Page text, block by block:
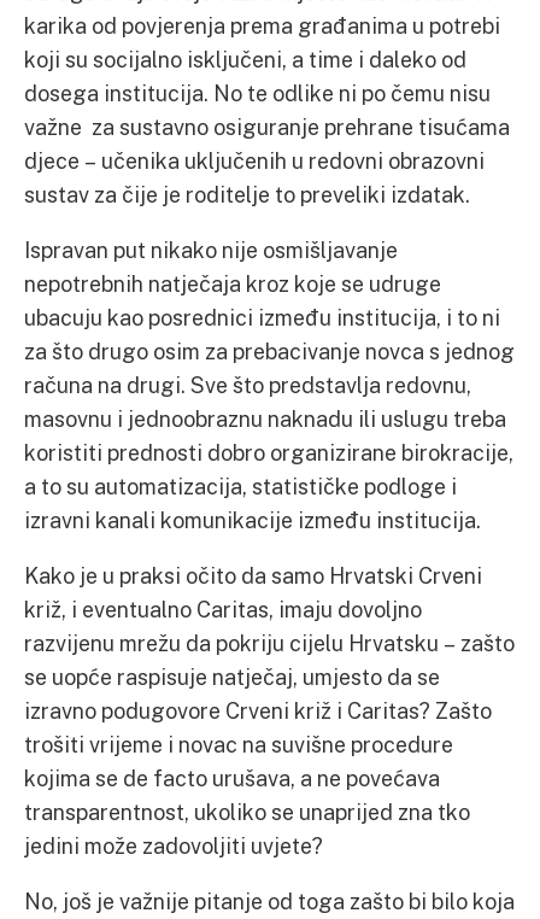
karika od povjerenja prema građanima u potrebi
koji su socijalno isključeni, a time i daleko od
dosega institucija. No te odlike ni po čemu nisu
važne za sustavno osiguranje prehrane tisućama
djece – učenika uključenih u redovni obrazovni
sustav za čije je roditelje to preveliki izdatak.
Ispravan put nikako nije osmišljavanje
nepotrebnih natječaja kroz koje se udruge
ubacuju kao posrednici između institucija, i to ni
za što drugo osim za prebacivanje novca s jednog
računa na drugi. Sve što predstavlja redovnu,
masovnu i jednoobraznu naknadu ili uslugu treba
koristiti prednosti dobro organizirane birokracije,
a to su automatizacija, statističke podloge i
izravni kanali komunikacije između institucija.
Kako je u praksi očito da samo Hrvatski Crveni
križ, i eventualno Caritas, imaju dovoljno
razvijenu mrežu da pokriju cijelu Hrvatsku – zašto
se uopće raspisuje natječaj, umjesto da se
izravno podugovore Crveni križ i Caritas? Zašto
trošiti vrijeme i novac na suvišne procedure
kojima se de facto urušava, a ne povećava
transparentnost, ukoliko se unaprijed zna tko
jedini može zadovoljiti uvjete?
No, još je važnije pitanje od toga zašto bi bilo koja